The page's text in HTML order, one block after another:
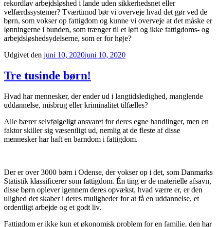
rekordlav arbejdsløshed i lande uden sikkerhedsnet eller
velfærdssystemer? Tværtimod bør vi overveje hvad det gør ved de
børn, som vokser op fattigdom og kunne vi overveje at det måske er
lønningerne i bunden, som trænger til et løft og ikke fattigdoms- og
arbejdsløshedsydelserne, som er for høje?
Udgivet den juni 10, 2020juni 10, 2020
Tre tusinde børn!
Hvad har mennesker, der ender ud i langtidsledighed, manglende
uddannelse, misbrug eller kriminalitet tilfælles?
Alle bærer selvfølgeligt ansvaret for deres egne handlinger, men en
faktor skiller sig væsentligt ud, nemlig at de fleste af disse
mennesker har haft en barndom i fattigdom.
Der er over 3000 børn i Odense, der vokser op i det, som Danmarks
Statistik klassificerer som fattigdom. Én ting er de materielle afsavn,
disse børn oplever igennem deres opvækst, hvad værre er, er den
ulighed det skaber i deres muligheder for at få en uddannelse, et
ordentligt arbejde og et godt liv.
Fattigdom er ikke kun et økonomisk problem for en familie, den har